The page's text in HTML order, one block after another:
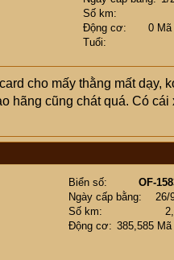
Số km
Động cơ
0
Tuổi
cho mấy thằng mất dạy,
hãng cũng chát quá. Có cái
Biển số
OF-
Ngày cấp bằng
26/
Số km
Động cơ
385,585